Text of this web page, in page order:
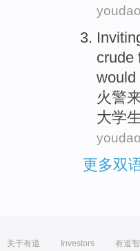
youdao
crude
would
火警
大学生
youdao
更多双
关于有道 Investors 有道